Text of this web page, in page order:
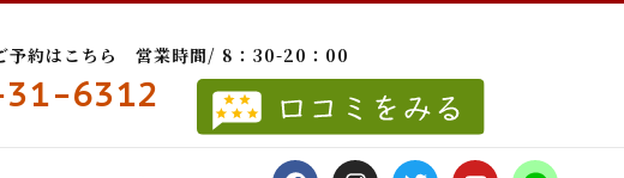
予約はこちら 営業時間/ 8：30-20：00
6312